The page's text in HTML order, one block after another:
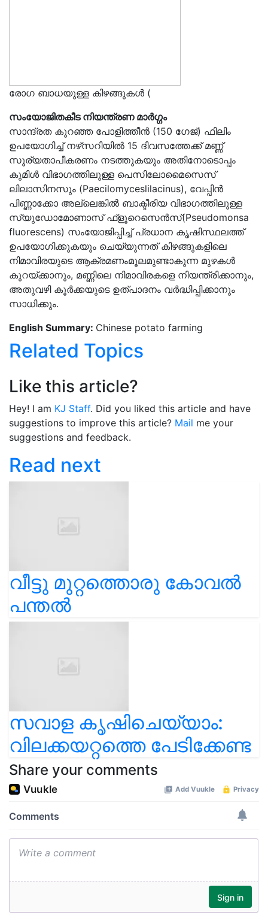
രോഗ ബാധയുള്ള കിഴങ്ങുകൾ (
സംയോജിതകീട നിയന്ത്രണ മാര്‍ഗ്ഗം
സാന്ദ്രത കുറഞ്ഞ പോളിത്തീന്‍ (150 ഗേജ്) ഫിലിം
ഉപയോഗിച്ച് നഴ്‌സറിയില്‍ 15 ദിവസത്തേക്ക് മണ്ണ്
സൂര്യതാപീകരണം നടത്തുകയും അതിനോടൊപ്പം
കുമിള്‍ വിഭാഗത്തിലുള്ള പെസിലോമൈസെസ്
ലിലാസിനസും (Paecilomyceslilacinus), വേപ്പിന്‍
പിണ്ണാക്കോ അല്ലെങ്കില്‍ ബാക്ടീരിയ വിഭാഗത്തിലുള്ള
സ്യുഡോമോണാസ് ഫ്‌ളൂറെസെന്‍സ്(Pseudomonsa
fluorescens) സംയോജിപ്പിച്ച് പ്രധാന കൃഷിസ്ഥലത്ത്
ഉപയോഗിക്കുകയും ചെയ്യുന്നത് കിഴങ്ങുകളിലെ
നിമാവിരയുടെ ആക്രമണംമൂലമുണ്ടാകുന്ന മുഴകള്‍
കുറയ്ക്കാനും, മണ്ണിലെ നിമാവിരകളെ നിയന്ത്രിക്കാനും,
അതുവഴി കൂര്‍ക്കയുടെ ഉത്പാദനം വര്‍ദ്ധിപ്പിക്കാനും
സാധിക്കും.
English Summary: Chinese potato farming
Related Topics
Like this article?
Hey! I am KJ Staff. Did you liked this article and have
suggestions to improve this article? Mail me your
suggestions and feedback.
Read next
വീട്ടു മുറ്റത്തൊരു കോവൽ
പന്തൽ
സവാള കൃഷിചെയ്യാം:
വിലക്കയറ്റത്തെ പേടിക്കേണ്ട
Share your comments